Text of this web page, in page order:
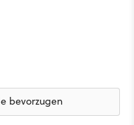
bevorzugen